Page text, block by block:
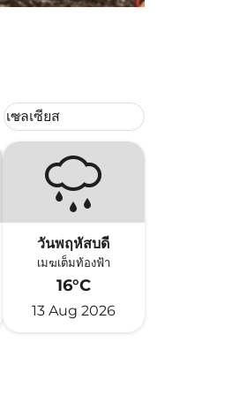
Weather unit option เซลเซียส
เซลเซียส
keyboard_arrow_down
วันพฤหัสบดี
เมฆเต็มท้องฟ้า
16°C
13 Aug 2026